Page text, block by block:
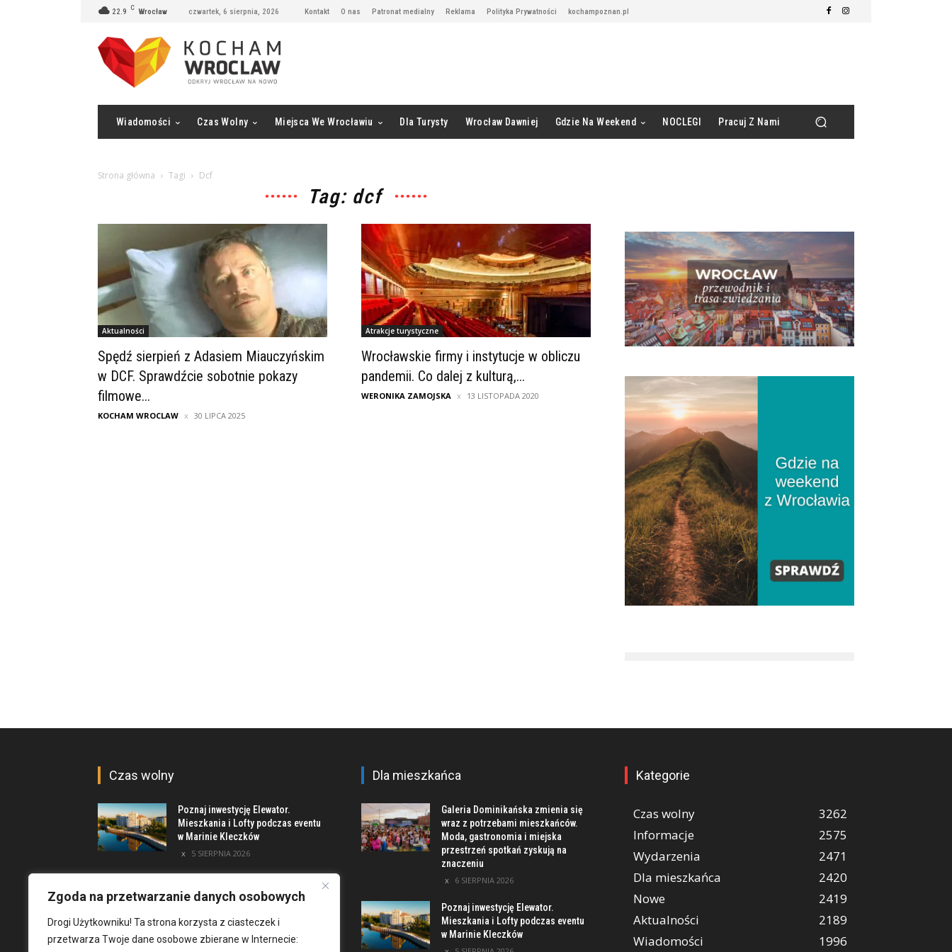
Zgoda na przetwarzanie danych osobowych
Drogi Użytkowniku! Ta strona korzysta z ciasteczek i
przetwarza Twoje dane osobowe zbierane w Internecie:
22.9 C Wrocław czwartek, 6 sierpnia, 2026 Kontakt O nas Patronat medialny Reklama Polityka Prywatności kochampoznan.pl
Wiadomości Czas Wolny Miejsca We Wrocławiu Dla Turysty Wrocław Dawniej Gdzie Na Weekend NOCLEGI Pracuj Z Nami
Strona główna Tagi Dcf
Tag: dcf
Aktualności
Spędź sierpień z Adasiem Miauczyńskim
w DCF. Sprawdźcie sobotnie pokazy
filmowe...
KOCHAM WROCLAW 30 LIPCA 2025
Atrakcje turystyczne
Wrocławskie firmy i instytucje w obliczu
pandemii. Co dalej z kulturą,...
WERONIKA ZAMOJSKA 13 LISTOPADA 2020
Czas wolny
Poznaj inwestycję Elewator.
Mieszkania i Lofty podczas eventu
w Marinie Kleczków
5 SIERPNIA 2026
Najciekawsze miejsca na obrzeżach
Wrocławia [TOP 8]
Dla mieszkańca
Galeria Dominikańska zmienia się
wraz z potrzebami mieszkańców.
Moda, gastronomia i miejska
przestrzeń spotkań zyskują na
znaczeniu
6 SIERPNIA 2026
Poznaj inwestycję Elewator.
Mieszkania i Lofty podczas eventu
w Marinie Kleczków
Kategorie
Czas wolny
3262
Informacje
2575
Wydarzenia
2471
Dla mieszkańca
2420
Nowe
2419
Aktualności
2189
Wiadomości
1996